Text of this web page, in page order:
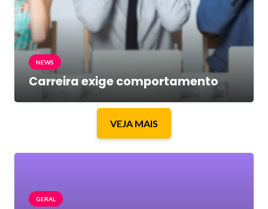
NEWS
Carreira exige comportamento
VEJA MAIS
GERAL